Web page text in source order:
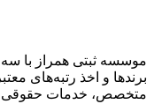
موسسه ثبتی همراز با
برندها و اخذ رتبه‌های
متخصص، خدمات حقوقی و